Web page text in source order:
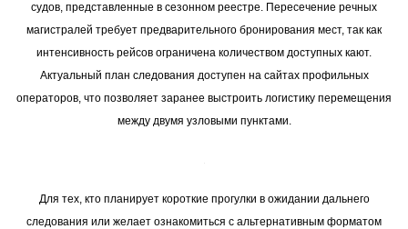
судов, представленные в сезонном реестре. Пересечение речных
магистралей требует предварительного бронирования мест, так как
интенсивность рейсов ограничена количеством доступных кают.
Актуальный план следования доступен на сайтах профильных
операторов, что позволяет заранее выстроить логистику перемещения
между двумя узловыми пунктами.
Для тех, кто планирует короткие прогулки в ожидании дальнего
следования или желает ознакомиться с альтернативным форматом